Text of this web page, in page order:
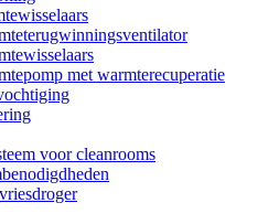
met warmterecuperatie
voor cleanrooms